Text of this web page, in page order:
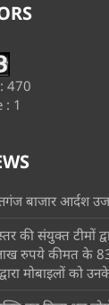
470
: 1
बाजार आर्दश
की संयुक्त टीमों
रुपये कीमत के 83
मोबाइलों को